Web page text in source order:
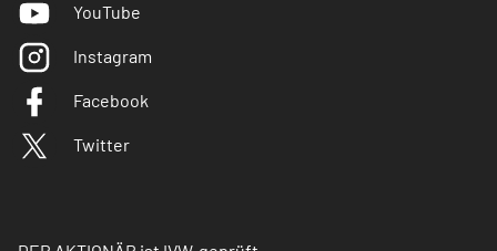
YouTube
Instagram
Facebook
Twitter